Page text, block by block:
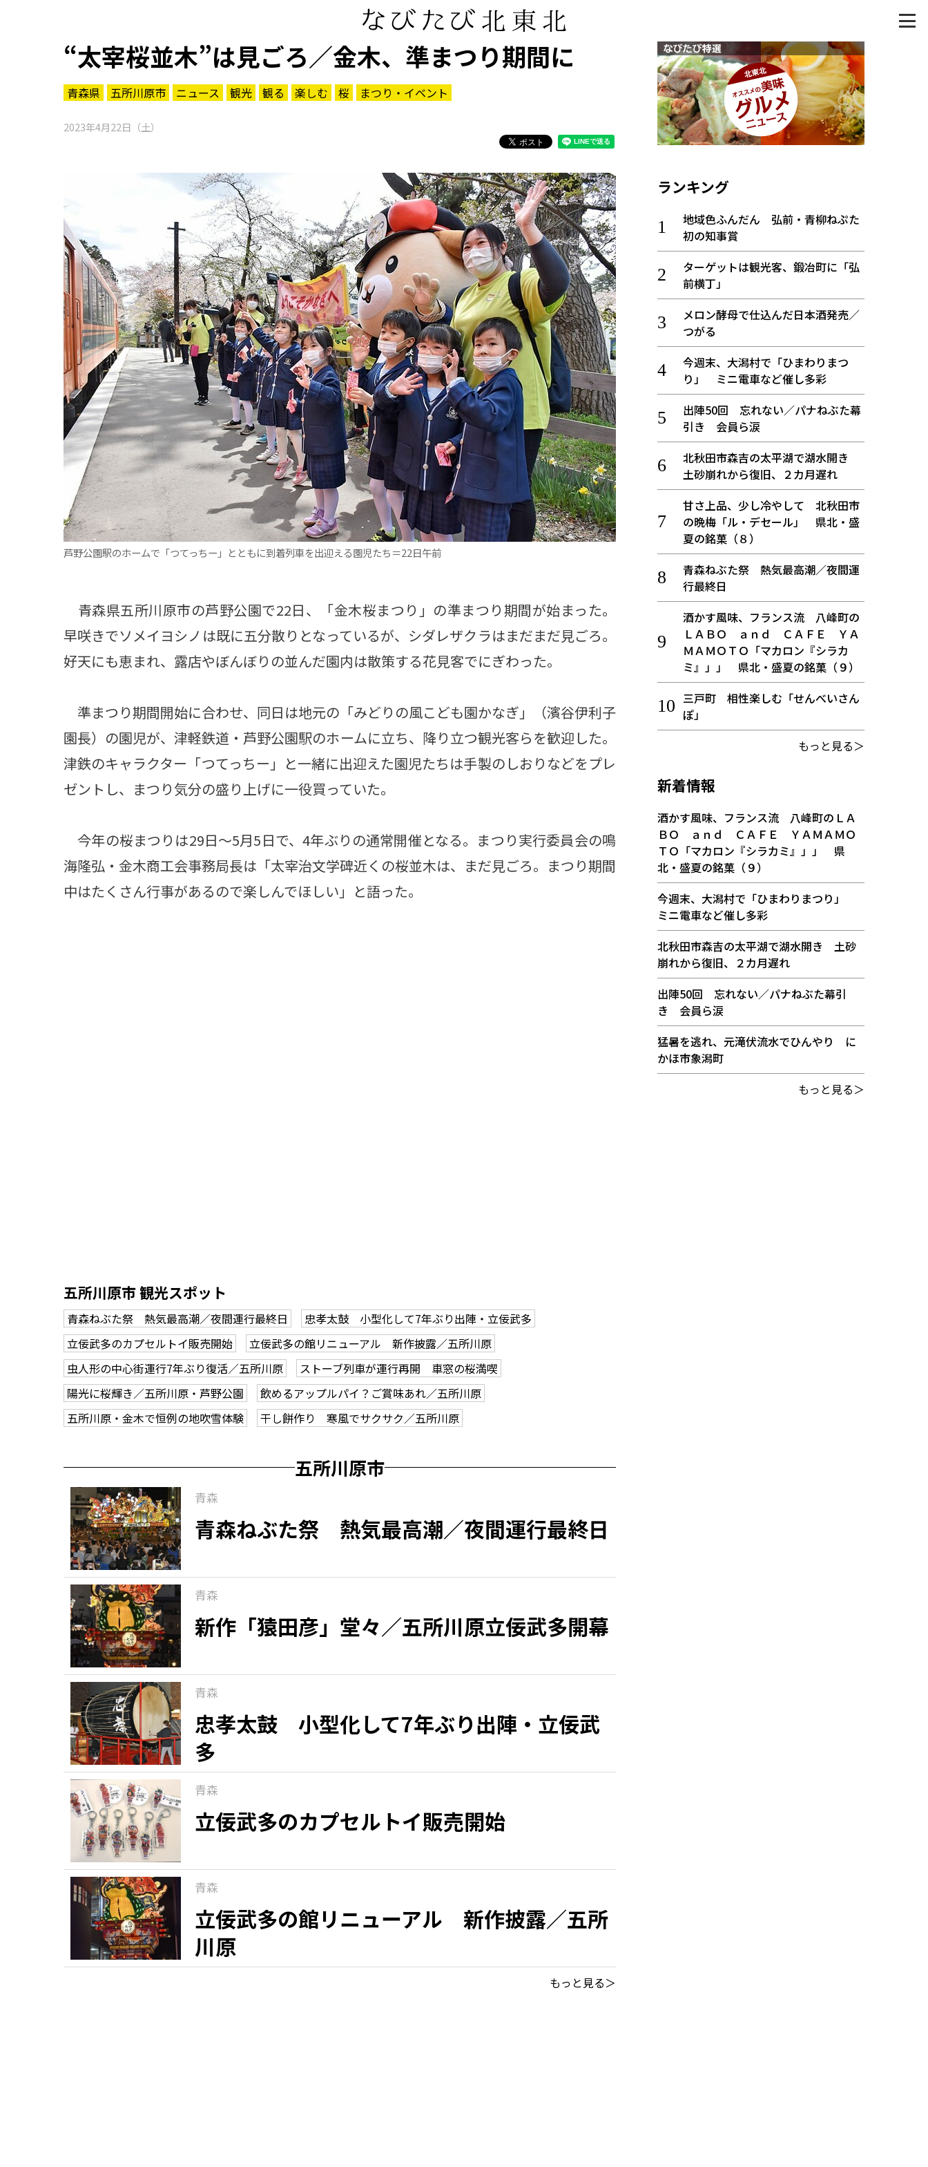
“太宰桜並木”は見ごろ／金木、準まつり期間に
青森県 五所川原市 ニュース 観光 観る 楽しむ 桜 まつり・イベント
2023年4月22日（土）
芦野公園駅のホームで「つてっちー」とともに到着列車を出迎える園児たち＝22日午前
青森県五所川原市の芦野公園で22日、「金木桜まつり」の準まつり期間が始まった。
早咲きでソメイヨシノは既に五分散りとなっているが、シダレザクラはまだまだ見ごろ。
好天にも恵まれ、露店やぼんぼりの並んだ園内は散策する花見客でにぎわった。
準まつり期間開始に合わせ、同日は地元の「みどりの風こども園かなぎ」（濱谷伊利子
園長）の園児が、津軽鉄道・芦野公園駅のホームに立ち、降り立つ観光客らを歓迎した。
津鉄のキャラクター「つてっちー」と一緒に出迎えた園児たちは手製のしおりなどをプレ
ゼントし、まつり気分の盛り上げに一役買っていた。
今年の桜まつりは29日～5月5日で、4年ぶりの通常開催となる。まつり実行委員会の鳴
海隆弘・金木商工会事務局長は「太宰治文学碑近くの桜並木は、まだ見ごろ。まつり期間
中はたくさん行事があるので楽しんでほしい」と語った。
五所川原市 観光スポット
青森ねぶた祭 熱気最高潮／夜間運行最終日
忠孝太鼓 小型化して7年ぶり出陣・立佞武多
立佞武多のカプセルトイ販売開始
立佞武多の館リニューアル 新作披露／五所川原
虫人形の中心街運行7年ぶり復活／五所川原
ストーブ列車が運行再開 車窓の桜満喫
陽光に桜輝き／五所川原・芦野公園
飲めるアップルパイ？ご賞味あれ／五所川原
五所川原・金木で恒例の地吹雪体験
干し餅作り 寒風でサクサク／五所川原
五所川原市
青森
青森ねぶた祭 熱気最高潮／夜間運行最終日
青森
新作「猿田彦」堂々／五所川原立佞武多開幕
青森
忠孝太鼓 小型化して7年ぶり出陣・立佞武
多
青森
立佞武多のカプセルトイ販売開始
青森
立佞武多の館リニューアル 新作披露／五所
川原
もっと見る＞
ランキング
地域色ふんだん 弘前・青柳ねぷた
初の知事賞
ターゲットは観光客、鍛冶町に「弘
前横丁」
メロン酵母で仕込んだ日本酒発売／
つがる
今週末、大潟村で「ひまわりまつ
り」 ミニ電車など催し多彩
出陣50回 忘れない／パナねぶた幕
引き 会員ら涙
北秋田市森吉の太平湖で湖水開き
土砂崩れから復旧、２カ月遅れ
甘さ上品、少し冷やして 北秋田市
の晩梅「ル・デセール」 県北・盛
夏の銘菓（８）
青森ねぶた祭 熱気最高潮／夜間運
行最終日
酒かす風味、フランス流 八峰町の
ＬＡＢＯ ａｎｄ ＣＡＦＥ ＹＡ
ＭＡＭＯＴＯ「マカロン『シラカ
ミ』」」 県北・盛夏の銘菓（９）
三戸町 相性楽しむ「せんべいさん
ぽ」
もっと見る＞
新着情報
酒かす風味、フランス流 八峰町のＬＡ
ＢＯ ａｎｄ ＣＡＦＥ ＹＡＭＡＭＯ
ＴＯ「マカロン『シラカミ』」」 県
北・盛夏の銘菓（９）
今週末、大潟村で「ひまわりまつり」
ミニ電車など催し多彩
北秋田市森吉の太平湖で湖水開き 土砂
崩れから復旧、２カ月遅れ
出陣50回 忘れない／パナねぶた幕引
き 会員ら涙
猛暑を逃れ、元滝伏流水でひんやり に
かほ市象潟町
もっと見る＞
パワースポット
まつり・イベント
おみやげ・特産
道の駅・産直
アウトドア・レジャー
ご当地グルメ